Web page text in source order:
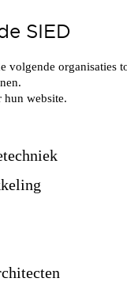
SIED
volgende organisaties
website.